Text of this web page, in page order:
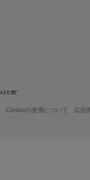
Cookieの使用について 広告